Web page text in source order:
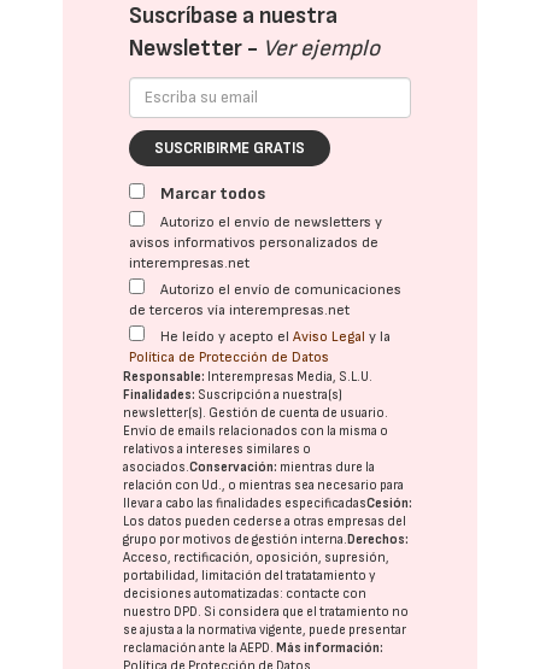
Suscríbase a nuestra
Newsletter - Ver ejemplo
SUSCRIBIRME GRATIS
Marcar todos
Autorizo el envío de newsletters y
avisos informativos personalizados de
interempresas.net
Autorizo el envío de comunicaciones
de terceros vía interempresas.net
He leído y acepto elAviso Legal y la
Política de Protección de Datos
Responsable: Interempresas Media, S.L.U.
Finalidades: Suscripción a nuestra(s)
newsletter(s). Gestión de cuenta de usuario.
Envío de emails relacionados con la misma o
relativos a intereses similares o
asociados.Conservación: mientras dure la
relación con Ud., o mientras sea necesario para
llevar a cabo las finalidades especificadasCesión:
Los datos pueden cederse a otras empresas del
grupo por motivos de gestión interna.Derechos:
Acceso, rectificación, oposición, supresión,
portabilidad, limitación del tratatamiento y
decisiones automatizadas: contacte con
nuestro DPD . Si considera que el tratamiento no
se ajusta a la normativa vigente, puede presentar
reclamación ante laAEPD .Más información:
Política de Protección de Datos